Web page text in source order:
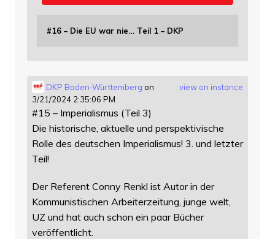
#16 – Die EU war nie… Teil 1 – DKP
view on instance
DKP Baden-Württemberg on
3/21/2024 2:35:06 PM
#15 – Imperialismus (Teil 3)
Die historische, aktuelle und perspektivische
Rolle des deutschen Imperialismus! 3. und letzter
Teil!
Der Referent Conny Renkl ist Autor in der
Kommunistischen Arbeiterzeitung, junge welt,
UZ und hat auch schon ein paar Bücher
veröffentlicht.